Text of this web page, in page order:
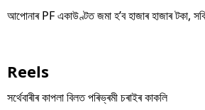
আপোনাৰ PF একাউণ্টত জমা হ’ব হাজাৰ হাজাৰ টকা,
Reels
সৰ্থেবাৰীৰ কাপলা বিলত পৰিভ্ৰমী চৰাইৰ কাকলি